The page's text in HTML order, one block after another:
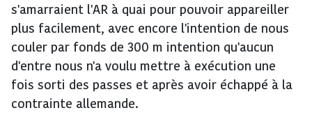
s'amarraient l'AR à quai pour pouvoir appareiller
plus facilement, avec encore l'intention de nous
couler par fonds de 300 m intention qu'aucun
d'entre nous n'a voulu mettre à exécution une
fois sorti des passes et après avoir échappé à la
contrainte allemande.